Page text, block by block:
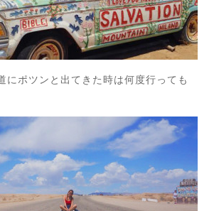
にポツンと出てきた時は何度行っても